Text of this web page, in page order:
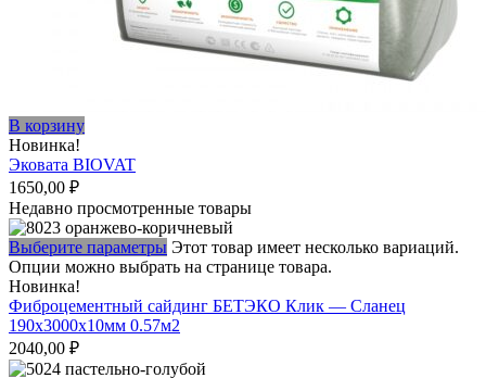
В корзину
Новинка!
Эковата BIOVAT
1650,00 ₽
Недавно просмотренные товары
Выберите параметры Этот товар имеет несколько вариаций.
Опции можно выбрать на странице товара.
Новинка!
Фиброцементный сайдинг БЕТЭКО Клик — Сланец
190х3000х10мм 0.57м2
2040,00 ₽